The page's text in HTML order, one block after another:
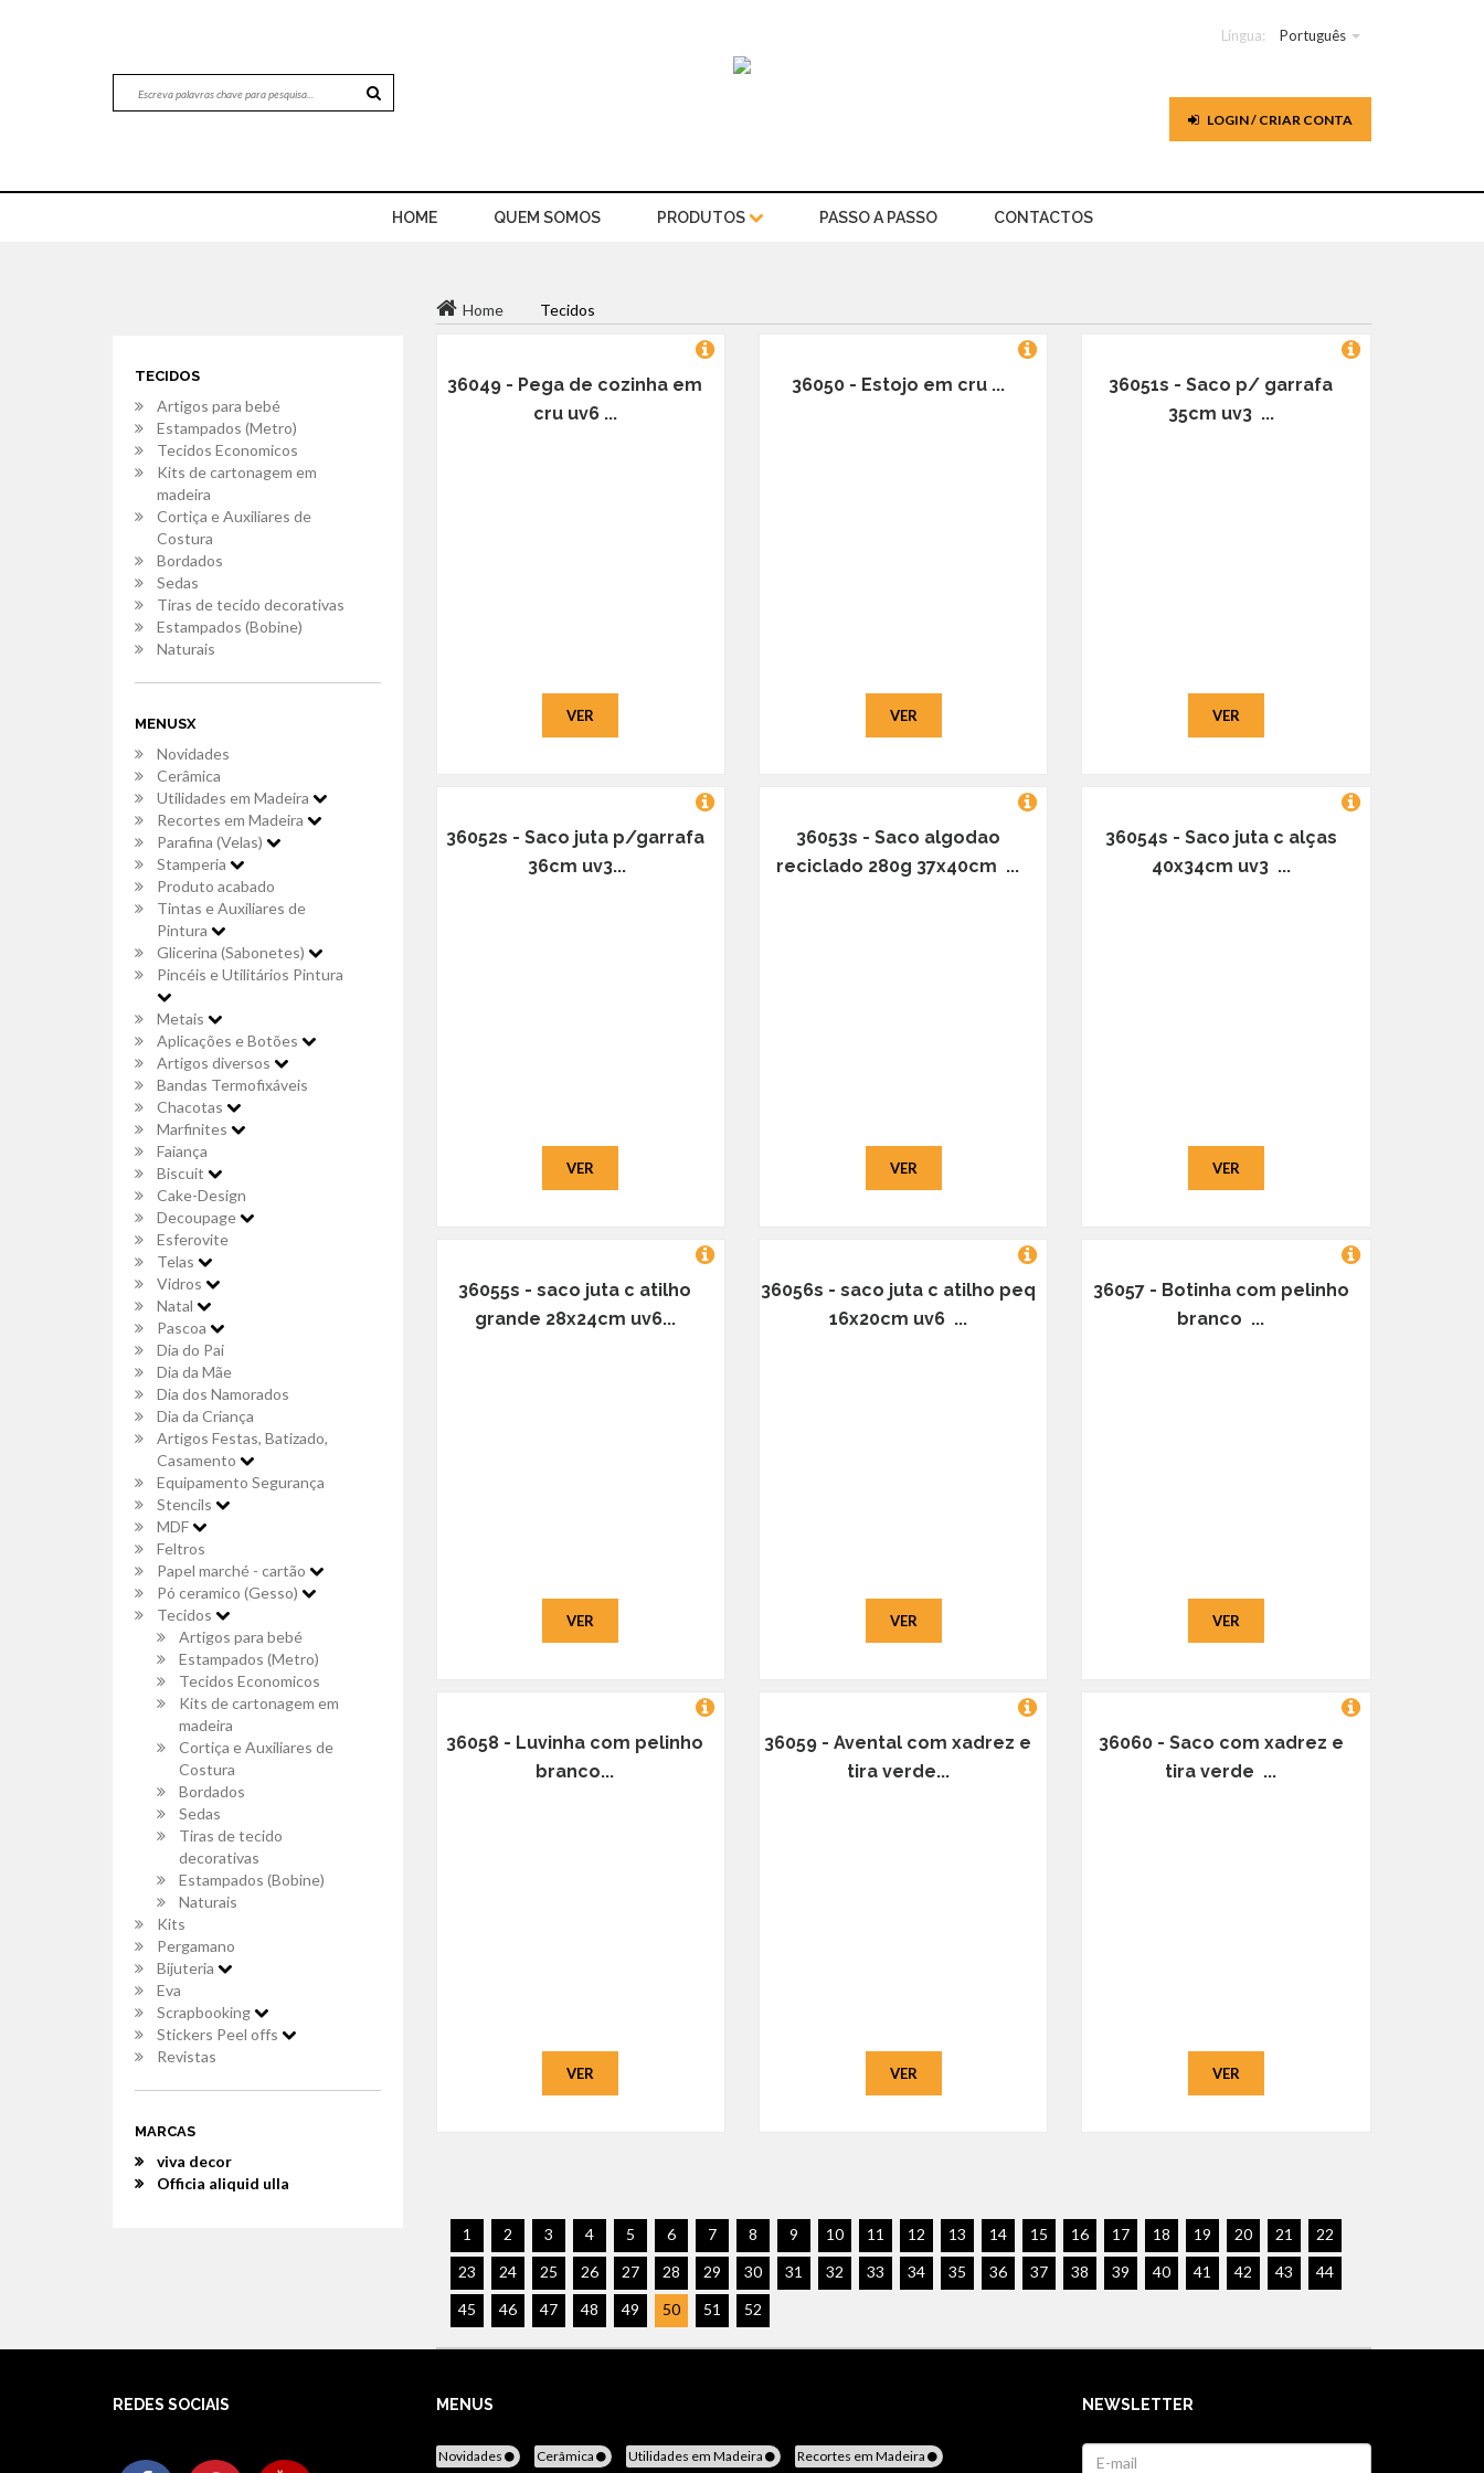
Língua: Português
LOGIN / CRIAR CONTA
HOME QUEM SOMOS PRODUTOS PASSO A PASSO CONTACTOS
TECIDOS
Artigos para bebé
Estampados (Metro)
Tecidos Economicos
Kits de cartonagem em
madeira
Cortiça e Auxiliares de
Costura
Bordados
Sedas
Tiras de tecido decorativas
Estampados (Bobine)
Naturais
MENUSX
Novidades
Cerâmica
Utilidades em Madeira
Recortes em Madeira
Parafina (Velas)
Stamperia
Produto acabado
Tintas e Auxiliares de
Pintura
Glicerina (Sabonetes)
Pincéis e Utilitários Pintura
Metais
Aplicações e Botões
Artigos diversos
Bandas Termofixáveis
Chacotas
Marfinites
Faiança
Biscuit
Cake-Design
Decoupage
Esferovite
Telas
Vidros
Natal
Pascoa
Dia do Pai
Dia da Mãe
Dia dos Namorados
Dia da Criança
Artigos Festas, Batizado,
Casamento
Equipamento Segurança
Stencils
MDF
Feltros
Papel marché - cartão
Pó ceramico (Gesso)
Tecidos
Artigos para bebé
Estampados (Metro)
Tecidos Economicos
Kits de cartonagem em
madeira
Cortiça e Auxiliares de
Costura
Bordados
Sedas
Tiras de tecido
decorativas
Estampados (Bobine)
Naturais
Kits
Pergamano
Bijuteria
Eva
Scrapbooking
Stickers Peel offs
Revistas
MARCAS
viva decor
Officia aliquid ulla
Home Tecidos
36049 - Pega de cozinha em
cru uv6 ...
VER
36050 - Estojo em cru ...
VER
36051s - Saco p/ garrafa
35cm uv3 ...
VER
36052s - Saco juta p/garrafa
36cm uv3...
VER
36053s - Saco algodao
reciclado 280g 37x40cm ...
VER
36054s - Saco juta c alças
40x34cm uv3 ...
VER
36055s - saco juta c atilho
grande 28x24cm uv6...
VER
36056s - saco juta c atilho peq
16x20cm uv6 ...
VER
36057 - Botinha com pelinho
branco ...
VER
36058 - Luvinha com pelinho
branco...
VER
36059 - Avental com xadrez e
tira verde...
VER
36060 - Saco com xadrez e
tira verde ...
VER
1 2 3 4 5 6 7 8 9 10 11 12 13 14 15 16 17 18 19 20 21
22
23
24 25 26 27 28 29 30 31 32 33 34 35 36 37 38 39 40 41 42 43
44
45
46 47 48 49 50 51 52
REDES SOCIAIS MENUS
Novidades Cerâmica Utilidades em Madeira Recortes em Madeira
NEWSLETTER